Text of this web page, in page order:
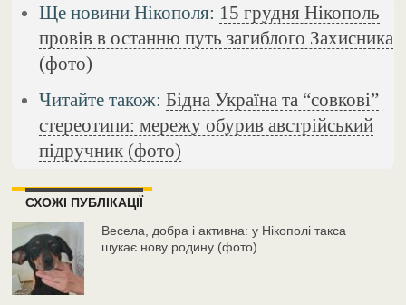
Ще новини Нікополя: 15 грудня Нікополь
провів в останню путь загиблого Захисника
(фото)
Читайте також:Бідна Україна та “совкові”
стереотипи: мережу обурив австрійський
підручник (фото)
СХОЖІ ПУБЛІКАЦІЇ
Весела, добра і активна: у Нікополі такса
шукає нову родину (фото)